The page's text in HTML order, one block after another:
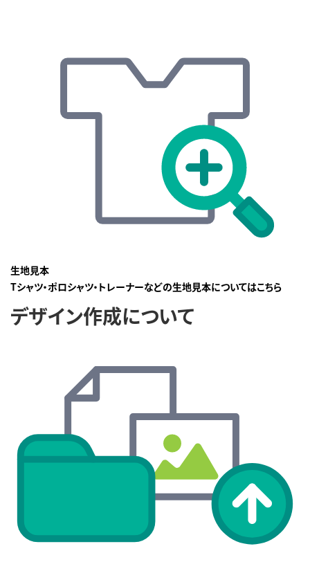
生地見本
Tシャツ・ポロシャツ・トレーナーなどの生地見本についてはこちら
デザイン作成について